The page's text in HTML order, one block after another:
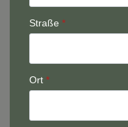
Straße *
Ort *